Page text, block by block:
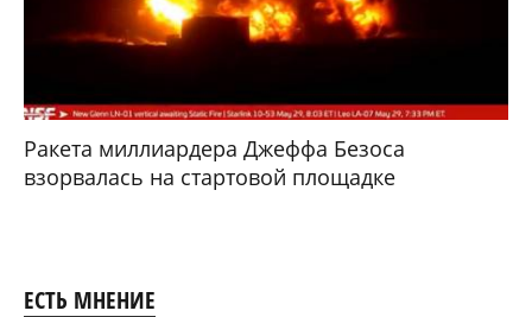
Ракета миллиардера Джеффа Безоса
взорвалась на стартовой площадке
ЕСТЬ МНЕНИЕ